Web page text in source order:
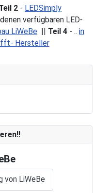
2 - LEDSimply
verfügbaren LED-
LiWeBe || Teil 4 - .. in
Hersteller
von LiWeBe